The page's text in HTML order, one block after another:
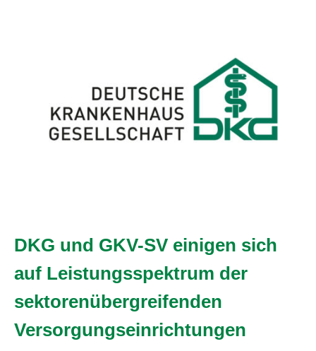
DKG und GKV-SV einigen sich
auf Leistungsspektrum der
sektorenübergreifenden
Versorgungseinrichtungen